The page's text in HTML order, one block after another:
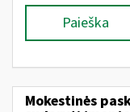
Paieška
Mokestinės